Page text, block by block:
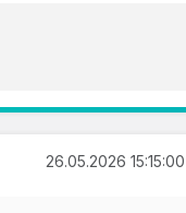
26.05.2026 15:15:00